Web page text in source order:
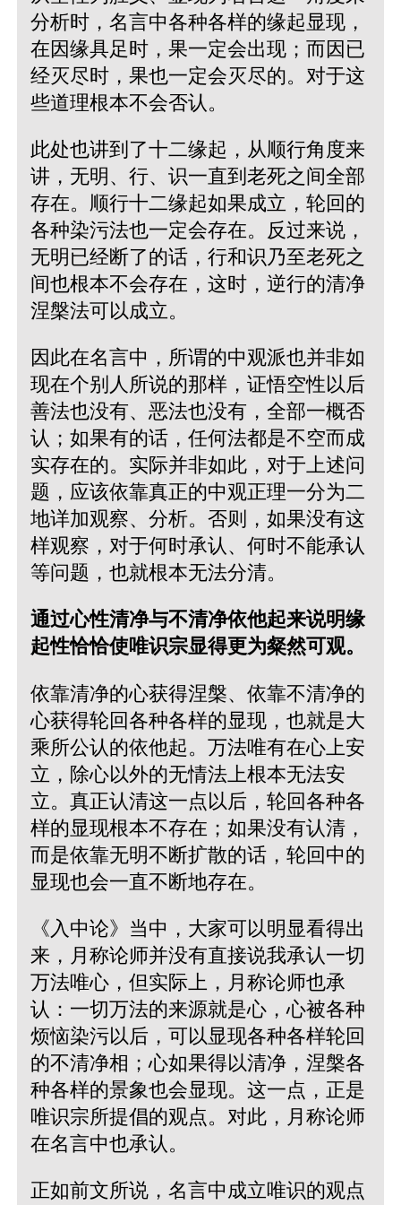
分析时，名言中各种各样的缘起显现，
在因缘具足时，果一定会出现；而因已
经灭尽时，果也一定会灭尽的。对于这
些道理根本不会否认。
此处也讲到了十二缘起，从顺行角度来
讲，无明、行、识一直到老死之间全部
存在。顺行十二缘起如果成立，轮回的
各种染污法也一定会存在。反过来说，
无明已经断了的话，行和识乃至老死之
间也根本不会存在，这时，逆行的清净
涅槃法可以成立。
因此在名言中，所谓的中观派也并非如
现在个别人所说的那样，证悟空性以后
善法也没有、恶法也没有，全部一概否
认；如果有的话，任何法都是不空而成
实存在的。实际并非如此，对于上述问
题，应该依靠真正的中观正理一分为二
地详加观察、分析。否则，如果没有这
样观察，对于何时承认、何时不能承认
等问题，也就根本无法分清。
通过心性清净与不清净依他起来说明缘
起性恰恰使唯识宗显得更为粲然可观。
依靠清净的心获得涅槃、依靠不清净的
心获得轮回各种各样的显现，也就是大
乘所公认的依他起。万法唯有在心上安
立，除心以外的无情法上根本无法安
立。真正认清这一点以后，轮回各种各
样的显现根本不存在；如果没有认清，
而是依靠无明不断扩散的话，轮回中的
显现也会一直不断地存在。
《入中论》当中，大家可以明显看得出
来，月称论师并没有直接说我承认一切
万法唯心，但实际上，月称论师也承
认：一切万法的来源就是心，心被各种
烦恼染污以后，可以显现各种各样轮回
的不清净相；心如果得以清净，涅槃各
种各样的景象也会显现。这一点，正是
唯识宗所提倡的观点。对此，月称论师
在名言中也承认。
正如前文所说，名言中成立唯识的观点